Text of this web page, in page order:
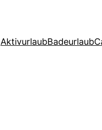
AktivurlaubBadeurlaub